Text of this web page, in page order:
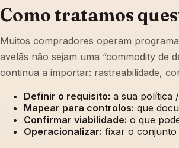
Como tratamos
Muitos compradores operam
avelãs não sejam uma “commodity de
continua a importar: rastreabilidade,
Definir o requisito: a sua política
Mapear para controlos: que
Confirmar viabilidade: o que
Operacionalizar: fixar o conjunto